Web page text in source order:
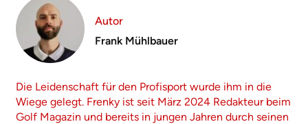
Autor
Frank Mühlbauer
Die Leidenschaft für den Profisport wurde ihm in die
Wiege gelegt. Frenky ist seit März 2024 Redakteur beim
Golf Magazin und bereits in jungen Jahren durch seinen